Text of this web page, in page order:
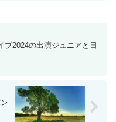
ブ2024の出演ジュニアと日